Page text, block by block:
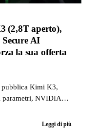
(2,8T aperto),
AI
la sua offerta
Kimi K3,
parametri, NVIDIA
Perplexity pubblica
Leggi di più